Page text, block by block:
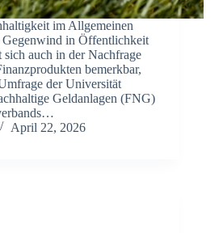
im Allgemeinen
Gegenwind in Öffentlichkeit
auch in der Nachfrage
bemerkbar,
der Universität
Geldanlagen (FNG)
April 22, 2026